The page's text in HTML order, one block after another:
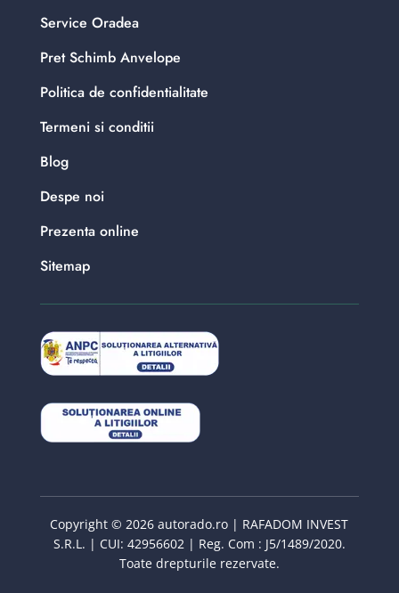
Service Oradea
Pret Schimb Anvelope
Politica de confidentialitate
Termeni si conditii
Blog
Despe noi
Prezenta online
Sitemap
Copyright © 2026 autorado.ro | RAFADOM INVEST
S.R.L. | CUI: 42956602 | Reg. Com : J5/1489/2020.
Toate drepturile rezervate.